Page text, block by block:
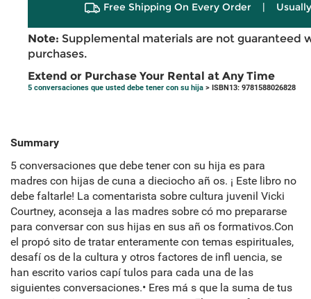
Free Shipping On Every Order |
Note: Supplemental materials are not guaranteed
purchases.
Extend or Purchase Your Rental at Any Time
5 conversaciones que usted debe tener con su hija > ISBN13: 9781588026828
Summary
5 conversaciones que debe tener con su hija es para
madres con hijas de cuna a dieciocho añ os. ¡ Este libro no
debe faltarle! La comentarista sobre cultura juvenil Vicki
Courtney, aconseja a las madres sobre có mo prepararse
para conversar con sus hijas en sus añ os formativos.Con
el propó sito de tratar enteramente con temas espirituales,
desafí os de la cultura y otros factores de infl uencia, se
han escrito varios capí tulos para cada una de las
siguientes conversaciones.• Eres má s que la suma de tus